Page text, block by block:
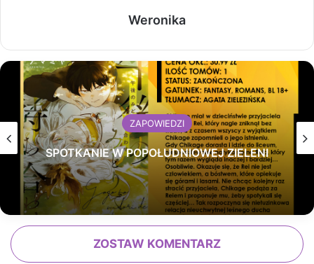
Weronika
ZAPOWIEDZI
SPOTKANIE W POPOŁUDNIOWEJ ZIELENI
ZOSTAW KOMENTARZ